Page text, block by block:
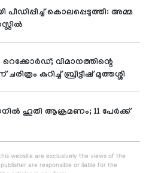
കൊലപ്പെടുത്തി: അമ്മ
വിമാനത്തിന്റെ
കുറിച്ച് ബ്രിട്ടീഷ് മുത്തശ്ശി
ഹൂതി ആക്രമണം; 11 പേര്‍ക്ക്
website are exclusively the views of the
are responsible or liable for the